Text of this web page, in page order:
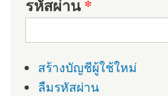
รหัสผ่าน*
สร้างบัญชีผู้ใช้ใหม่
ลืมรหัสผ่าน